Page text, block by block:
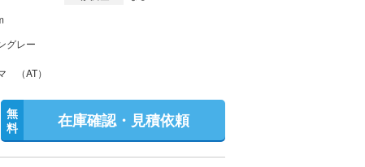
グレー
（AT）
無
料
在庫確認・見積依頼